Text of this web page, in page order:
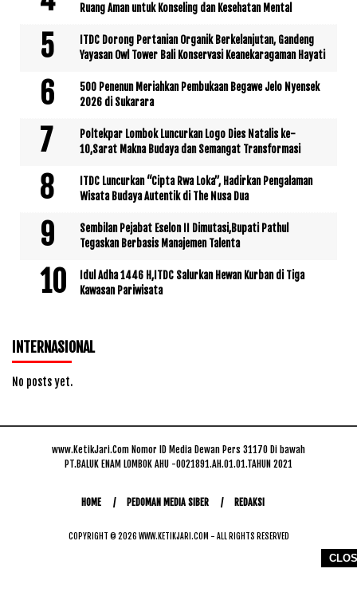
Ruang Aman untuk Konseling dan Kesehatan Mental
ITDC Dorong Pertanian Organik Berkelanjutan, Gandeng
Yayasan Owl Tower Bali Konservasi Keanekaragaman Hayati
500 Penenun Meriahkan Pembukaan Begawe Jelo Nyensek
2026 di Sukarara
Poltekpar Lombok Luncurkan Logo Dies Natalis ke-
10,Sarat Makna Budaya dan Semangat Transformasi
ITDC Luncurkan “Cipta Rwa Loka”, Hadirkan Pengalaman
Wisata Budaya Autentik di The Nusa Dua
Sembilan Pejabat Eselon II Dimutasi,Bupati Pathul
Tegaskan Berbasis Manajemen Talenta
Idul Adha 1446 H,ITDC Salurkan Hewan Kurban di Tiga
Kawasan Pariwisata
INTERNASIONAL
No posts yet.
www.KetikJari.Com Nomor ID Media Dewan Pers 31170 Di bawah
PT.BALUK ENAM LOMBOK AHU -0021891.AH.01.01.TAHUN 2021
HOME PEDOMAN MEDIA SIBER REDAKSI
COPYRIGHT © 2026 WWW.KETIKJARI.COM - ALL RIGHTS RESERVED